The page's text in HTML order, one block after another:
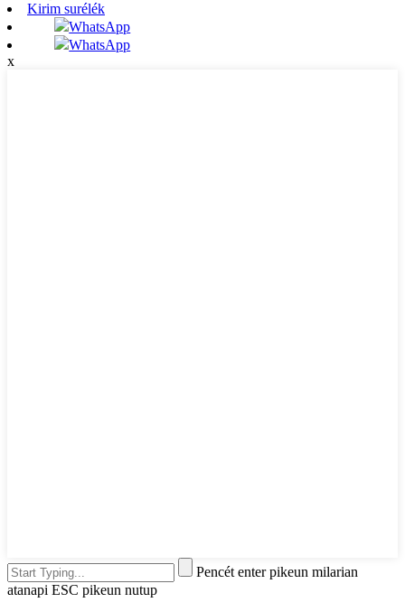
Kirim surélék
WhatsApp
WhatsApp
x
Pencét enter pikeun milarian
atanapi ESC pikeun nutup